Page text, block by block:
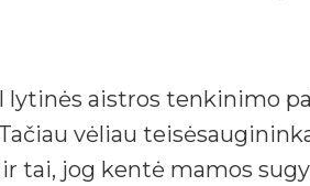
aistros tenkinimo
vėliau
tai, jog kentė mamos